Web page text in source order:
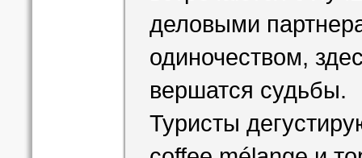
деловыми
одиночеством,
вершатся судьбы.
Туристы